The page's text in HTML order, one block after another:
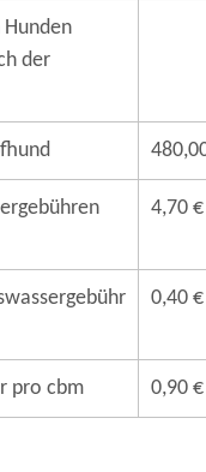
der
4,70 €
0,40 €
pro cbm 0,90 €